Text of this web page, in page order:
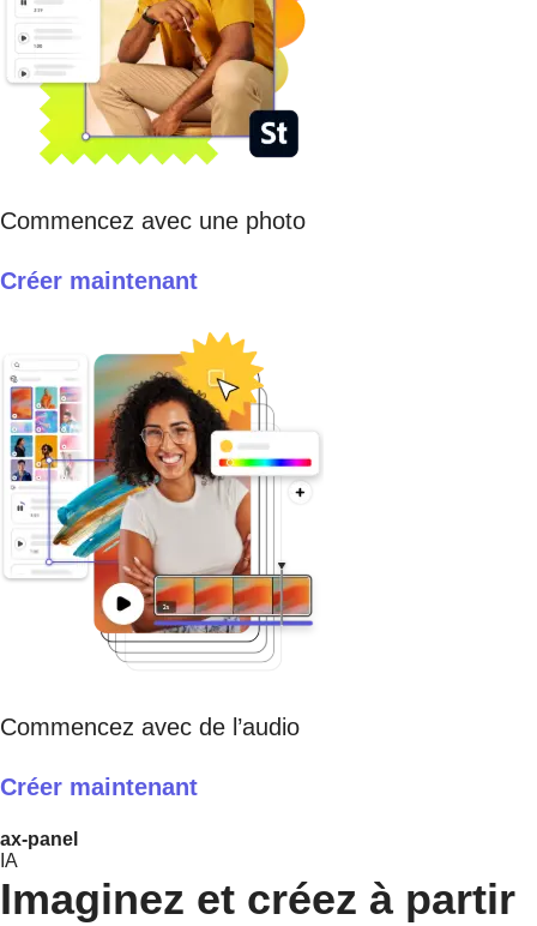
Commencez avec une photo
Créer maintenant
Commencez avec de l’audio
Créer maintenant
ax-panel
IA
Imaginez et créez à partir